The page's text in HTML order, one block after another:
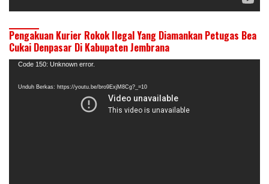
Pengakuan Kurier Rokok Ilegal Yang Diamankan Petugas Bea
Cukai Denpasar Di Kabupaten Jembrana
Pemutar
Code 150: Unknown error.
Unduh Berkas: https://youtu.be/bro9ExjM8Cg?_=10